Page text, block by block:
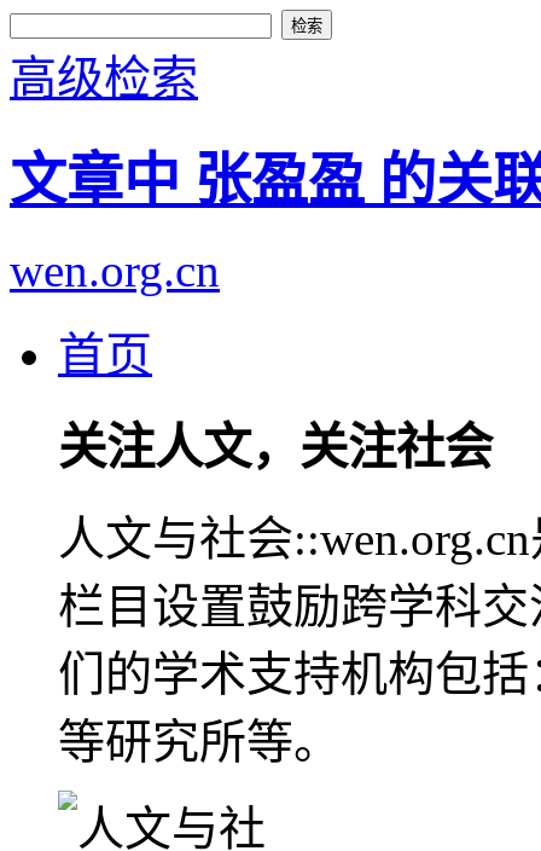
高级检索
文章中 张盈盈 的关
wen.org.cn
首页
关注人文，关注社会
人文与社会
栏目设置鼓励跨学科
们的学术支持机构包
等研究所等。